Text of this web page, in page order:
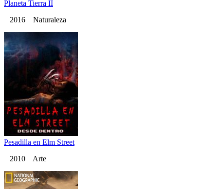
Planeta Tierra II
2016 Naturaleza
Pesadilla en Elm Street
2010 Arte